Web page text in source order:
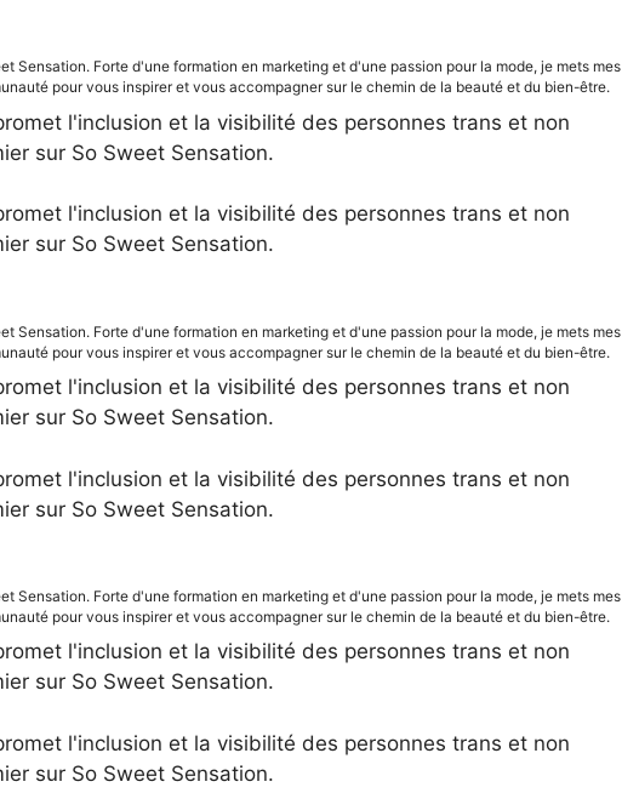
Sensation. Forte d'une formation en marketing et d'une passion pour la mode, je mets mes
pour vous inspirer et vous accompagner sur le chemin de la beauté et du bien-être.
l'inclusion et la visibilité des personnes trans et non
sur So Sweet Sensation.
l'inclusion et la visibilité des personnes trans et non
sur So Sweet Sensation.
Sensation. Forte d'une formation en marketing et d'une passion pour la mode, je mets mes
pour vous inspirer et vous accompagner sur le chemin de la beauté et du bien-être.
l'inclusion et la visibilité des personnes trans et non
sur So Sweet Sensation.
l'inclusion et la visibilité des personnes trans et non
sur So Sweet Sensation.
Sensation. Forte d'une formation en marketing et d'une passion pour la mode, je mets mes
pour vous inspirer et vous accompagner sur le chemin de la beauté et du bien-être.
l'inclusion et la visibilité des personnes trans et non
sur So Sweet Sensation.
l'inclusion et la visibilité des personnes trans et non
sur So Sweet Sensation.